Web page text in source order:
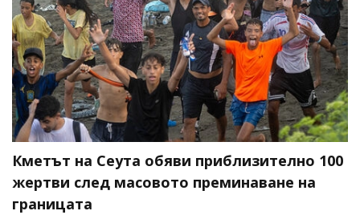
Кметът на Сеута обяви приблизително 100
жертви след масовото преминаване на
границата